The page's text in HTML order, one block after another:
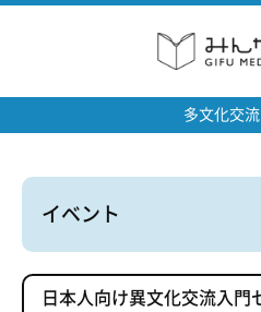
多文化交
イベント
日本人向け異文化交流入